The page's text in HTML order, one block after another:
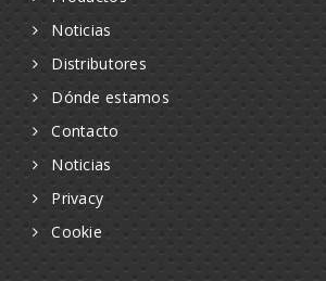
Noticias
Distributores
Dónde estamos
Contacto
Noticias
Privacy
Cookie